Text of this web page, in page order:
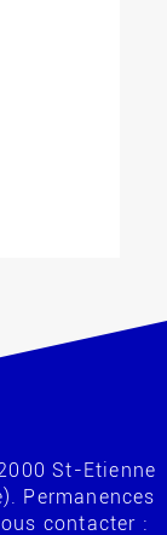
St-Etienne
Permanences
contacter :